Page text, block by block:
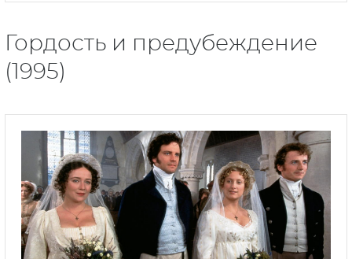
Гордость и предубеждение
(1995)